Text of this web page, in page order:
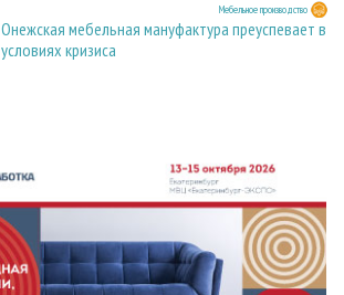
Мебельное производство
Онежская мебельная мануфактура преуспевает в
условиях кризиса